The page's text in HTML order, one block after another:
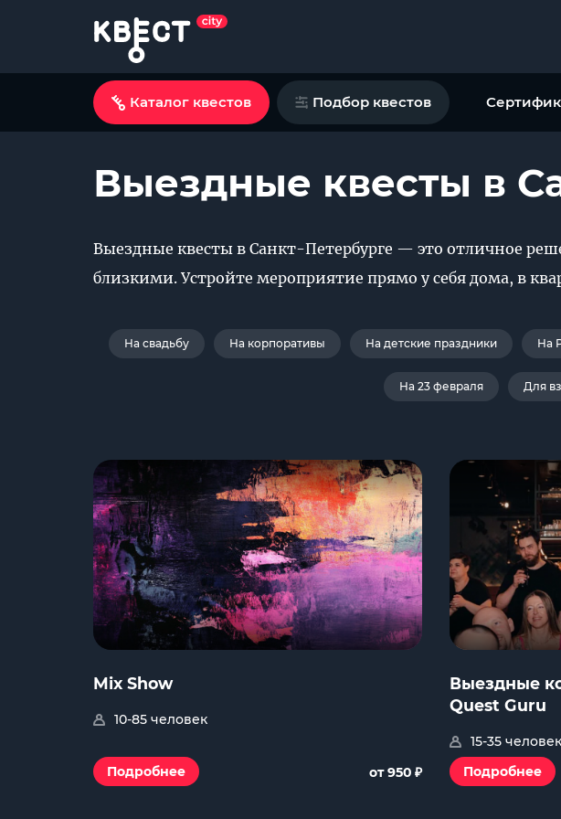
Каталог квестов Подбор квестов
Выездные квесты в
Выездные квесты в Санкт-Петербурге — это отличное
близкими. Устройте мероприятие прямо у себя дома, в
На свадьбу На корпоративы На детские праздники На
На 23 февраля Для
Mix Show
10-85 человек
Подробнее от 950 ₽
Выездные
Quest Guru
15-35 человек
Подробнее